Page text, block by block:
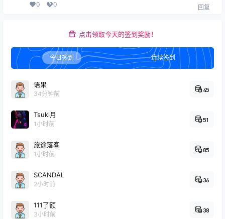
0 0 回复
点击领取今天的签到奖励！
今日签到 连续签到
语果
34分钟前
45
Tsuki月
1小时前
51
旅途落客
1小时前
85
SCANDAL
2小时前
36
111了额
3小时前
38